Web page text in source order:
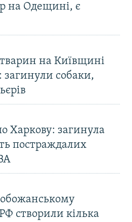
на Одещині, є
на Київщині
загинули собаки,
Харкову: загинула
постраждалих
створили кілька